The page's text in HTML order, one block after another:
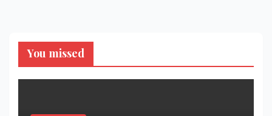
You missed